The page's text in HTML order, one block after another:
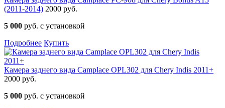
(2011-2014) 2000 руб.
5 000 руб. с установкой
Подробнее Купить
Камера заднего вида Camplace OPL302 для Chery Indis 2011+
2000 руб.
5 000 руб. с установкой